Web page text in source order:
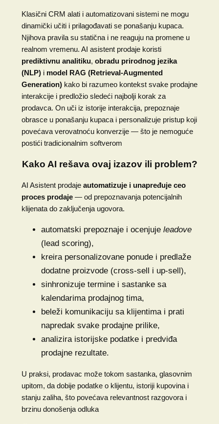
Klasični CRM alati i automatizovani sistemi ne mogu
dinamički učiti i prilagođavati se ponašanju kupaca.
Njihova pravila su statična i ne reaguju na promene u
realnom vremenu. AI asistent prodaje koristi
prediktivnu analitiku, obradu prirodnog jezika
(NLP)i model RAG (Retrieval-Augmented
Generation)kako bi razumeo kontekst svake prodajne
interakcije i predložio sledeći najbolji korak za
prodavca. On uči iz istorije interakcija, prepoznaje
obrasce u ponašanju kupaca i personalizuje pristup koji
povećava verovatnoću konverzije — što je nemoguće
postići tradicionalnim softverom
Kako AI rešava ovaj izazov ili problem?
AI Asistent prodajeautomatizuje i unapređuje ceo
proces prodaje— od prepoznavanja potencijalnih
klijenata do zaključenja ugovora.
automatski prepoznaje i ocenjuje leadove
(lead scoring),
kreira personalizovane ponude i predlaže
dodatne proizvode (cross-sell i up-sell),
sinhronizuje termine i sastanke sa
kalendarima prodajnog tima,
beleži komunikaciju sa klijentima i prati
napredak svake prodajne prilike,
analizira istorijske podatke i predviđa
prodajne rezultate.
U praksi, prodavac može tokom sastanka, glasovnim
upitom, da dobije podatke o klijentu, istoriji kupovina i
stanju zaliha, što povećava relevantnost razgovora i
brzinu donošenja odluka